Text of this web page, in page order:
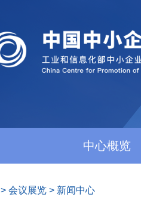
中心概览
> 会议展览 > 新闻中心